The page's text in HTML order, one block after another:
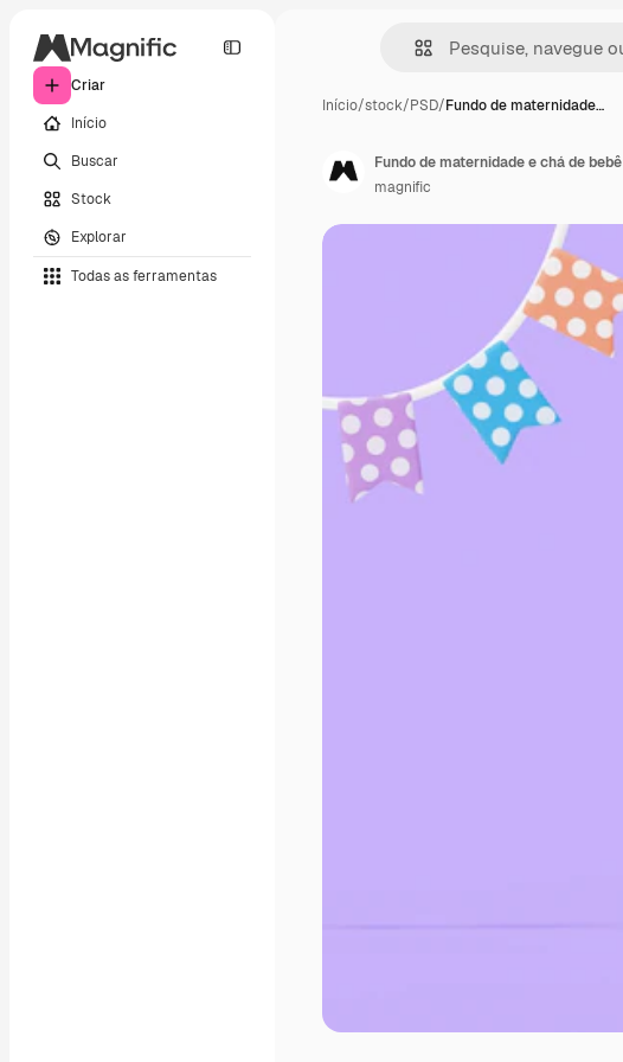
Criar
Início
Buscar
Stock
Explorar
Todas as ferramentas
Início/stock/PSD/Fundo de maternidade…
Fundo de maternidade e chá de bebê
magnific